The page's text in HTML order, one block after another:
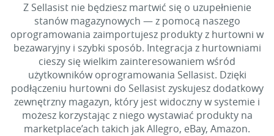
Z Sellasist nie będziesz martwić się o uzupełnienie
stanów magazynowych — z pomocą naszego
oprogramowania zaimportujesz produkty z hurtowni w
bezawaryjny i szybki sposób. Integracja z hurtowniami
cieszy się wielkim zainteresowaniem wśród
użytkowników oprogramowania Sellasist. Dzięki
podłączeniu hurtowni do Sellasist zyskujesz dodatkowy
zewnętrzny magazyn, który jest widoczny w systemie i
możesz korzystając z niego wystawiać produkty na
marketplace’ach takich jak Allegro, eBay, Amazon.